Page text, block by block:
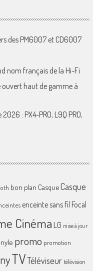
des PM6007 et CD6007
nom français de la Hi-Fi
ouvert haut de gamme à
: PX4-PRO, L9Q PRO,
bon plan CasqueCasque
enceinte sans fil Focal
Cinéma LG mise à jour
promo promotion
TVTéléviseur télévision